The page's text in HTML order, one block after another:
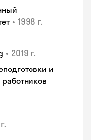
• 1998 г.
• 2019 г.
и